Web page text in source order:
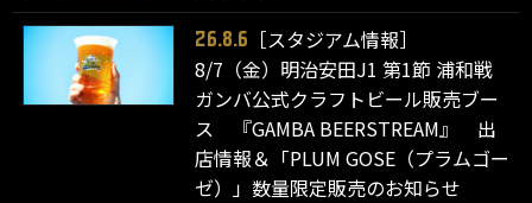
26.8.6
［スタジアム情報］
8/7（金）明治安田J1 第1節 浦和戦
ガンバ公式クラフトビール販売ブー
ス 『GAMBA BEERSTREAM』 出
店情報＆「PLUM GOSE（プラムゴー
ゼ）」数量限定販売のお知らせ